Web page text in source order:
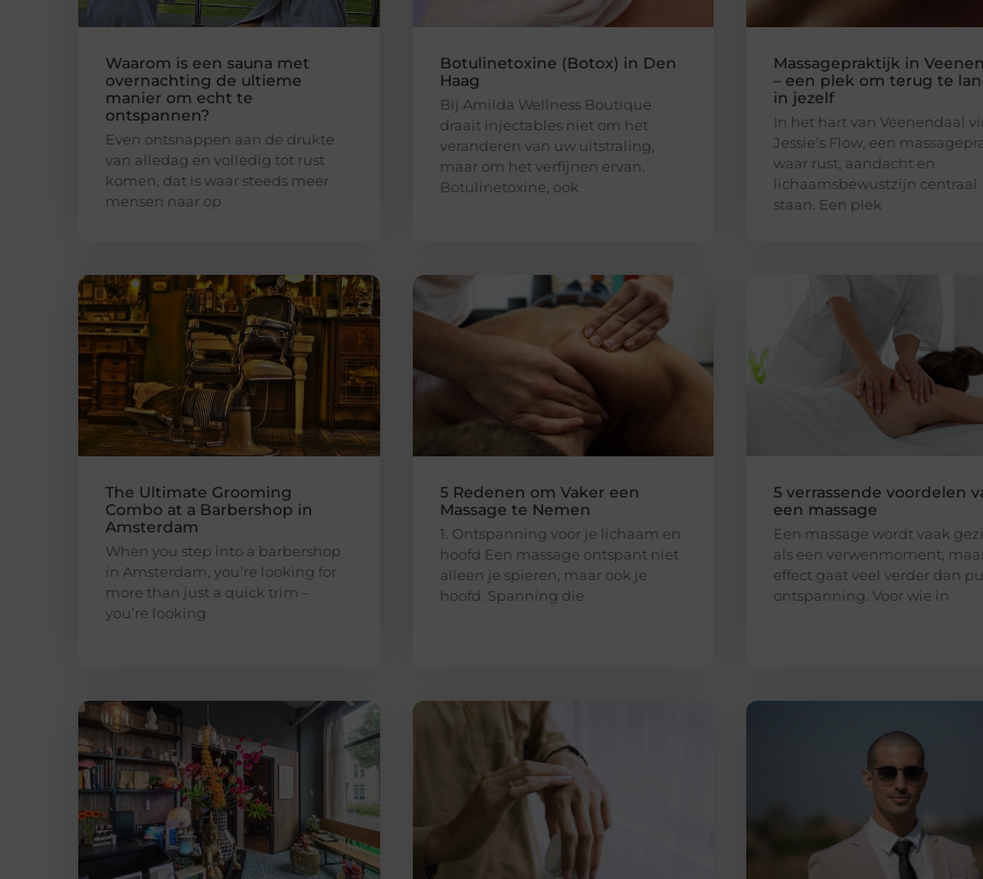
Waarom is een sauna met
overnachting de ultieme
manier om echt te
ontspannen?
Even ontsnappen aan de drukte
van alledag en volledig tot rust
komen, dat is waar steeds meer
mensen naar op
Botulinetoxine (Botox) in Den
Haag
Bij Amilda Wellness Boutique
draait injectables niet om het
veranderen van uw uitstraling,
maar om het verfijnen ervan.
Botulinetoxine, ook
Massagepraktijk in
– een plek om terug te
in jezelf
In het hart van Veenendaal
Jessie’s Flow, een
waar rust, aandacht en
lichaamsbewustzijn centraal
staan. Een plek
The Ultimate Grooming
Combo at a Barbershop in
Amsterdam
When you step into a barbershop
in Amsterdam, you’re looking for
more than just a quick trim –
you’re looking
5 Redenen om Vaker een
Massage te Nemen
1. Ontspanning voor je lichaam en
hoofd Een massage ontspant niet
alleen je spieren, maar ook je
hoofd. Spanning die
5 verrassende voordelen
een massage
Een massage wordt vaak
als een verwenmoment,
effect gaat veel verder dan
ontspanning. Voor wie in